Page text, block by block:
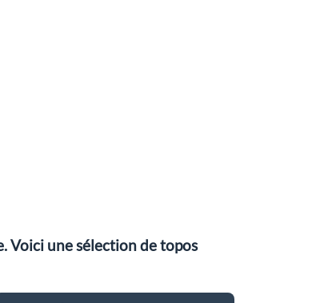
Voici une sélection de topos